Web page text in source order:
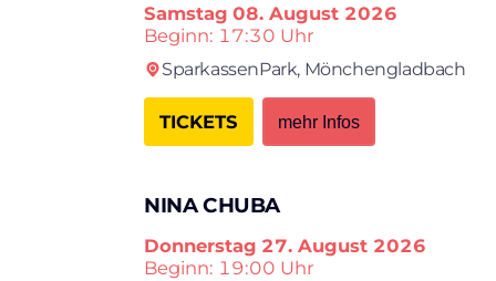
Samstag 08. August 2026
Beginn: 17:30 Uhr
SparkassenPark, Mönchengladbach
TICKETS mehr Infos
NINA CHUBA
Donnerstag 27. August 2026
Beginn: 19:00 Uhr